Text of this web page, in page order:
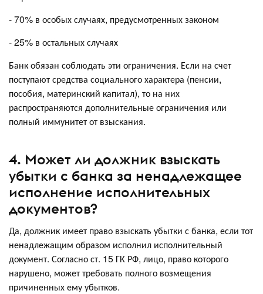
- 70% в особых случаях, предусмотренных законом
- 25% в остальных случаях
Банк обязан соблюдать эти ограничения. Если на счет
поступают средства социального характера (пенсии,
пособия, материнский капитал), то на них
распространяются дополнительные ограничения или
полный иммунитет от взыскания.
4. Может ли должник взыскать
убытки с банка за ненадлежащее
исполнение исполнительных
документов?
Да, должник имеет право взыскать убытки с банка, если тот
ненадлежащим образом исполнил исполнительный
документ. Согласно ст. 15 ГК РФ, лицо, право которого
нарушено, может требовать полного возмещения
причиненных ему убытков.